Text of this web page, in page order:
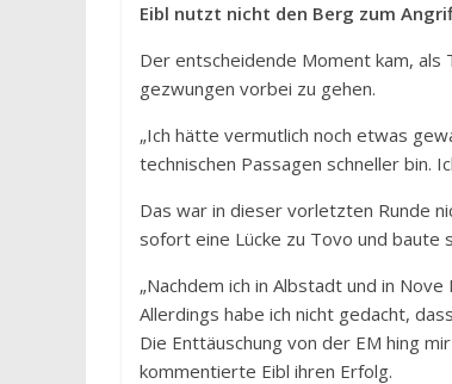
Eibl nutzt nicht den Berg zum
Der entscheidende Moment kam, als
gezwungen vorbei zu gehen.
„Ich hätte vermutlich noch etwas
technischen Passagen schneller bin.
Das war in dieser vorletzten Runde
sofort eine Lücke zu Tovo und baute
„Nachdem ich in Albstadt und in
Allerdings habe ich nicht gedacht,
Die Enttäuschung von der EM hing
kommentierte Eibl ihren Erfolg.